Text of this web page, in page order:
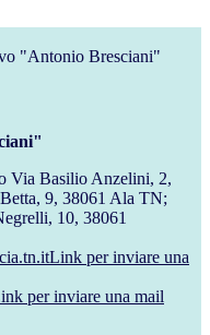
"Antonio Bresciani"
Via Basilio Anzelini, 2,
9, 38061 Ala TN;
10, 38061
Link per inviare una
per inviare una mail